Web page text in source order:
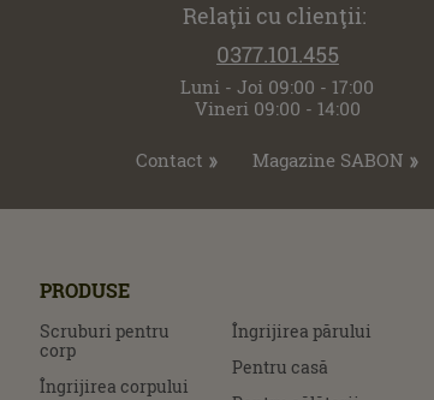
Relaţii cu clienţii:
0377.101.455
Luni - Joi 09:00 - 17:00
Vineri 09:00 - 14:00
Contact Magazine SABON
PRODUSE
Scruburi pentru
corp
Îngrijirea corpului
Îngrijirea părului
Pentru casă